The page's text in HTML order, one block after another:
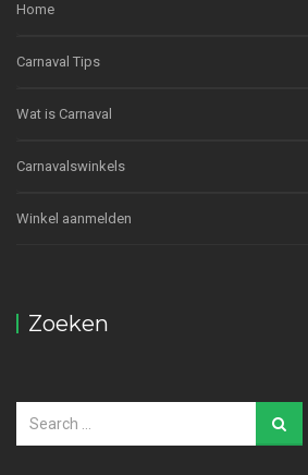
Home
Carnaval Tips
Wat is Carnaval
Carnavalswinkels
Winkel aanmelden
Zoeken